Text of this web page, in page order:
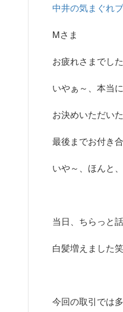
中井の気まぐれ
Mさま
お疲れさまでし
いやぁ～、本当
お決めいただい
最後までお付き
いや～、ほんと
当日、ちらっと
白髪増えました笑
今回の取引では